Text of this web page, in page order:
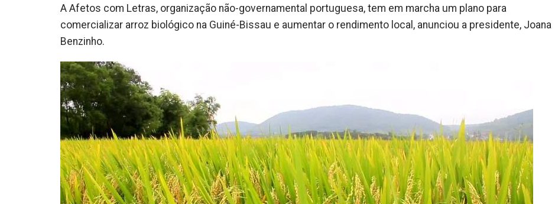
A Afetos com Letras, organização não-governamental portuguesa, tem em marcha um plano para
comercializar arroz biológico na Guiné-Bissau e aumentar o rendimento local, anunciou a presidente, Joana
Benzinho.